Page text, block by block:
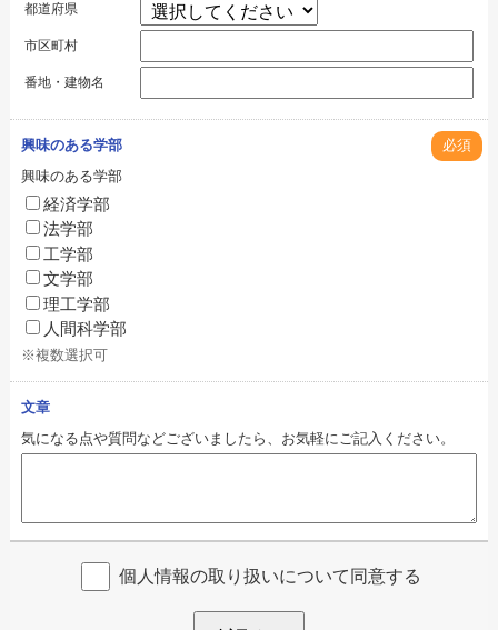
都道府県
市区町村
番地・建物名
興味のある学部
必須
興味のある学部
経済学部
法学部
工学部
文学部
理工学部
人間科学部
※複数選択可
文章
気になる点や質問などございましたら、お気軽にご記入ください。
個人情報の取り扱いについて同意する